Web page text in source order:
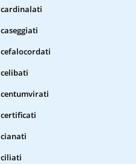
cardinalati
caseggiati
cefalocordati
celibati
centumvirati
certificati
cianati
ciliati